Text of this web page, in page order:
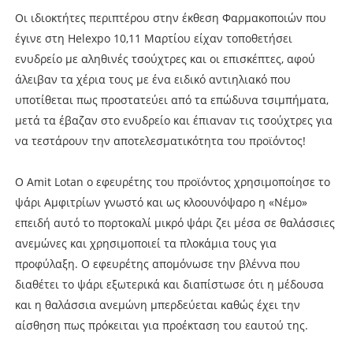
Οι ιδιοκτήτες περιπτέρου στην έκθεση Φαρμακοποιών που
έγινε στη Helexpo 10,11 Μαρτίου είχαν τοποθετήσει
ενυδρείο με αληθινές τσούχτρες και οι επισκέπτες, αφού
άλειβαν τα χέρια τους με ένα ειδικό αντιηλιακό που
υποτίθεται πως προστατεύει από τα επώδυνα τσιμπήματα,
μετά τα έβαζαν στο ενυδρείο και έπιαναν τις τσούχτρες για
να τεστάρουν την αποτελεσματικότητα του προϊόντος!
Ο Amit Lotan ο εφευρέτης του προϊόντος χρησιμοποίησε το
ψάρι Αμφιτρίων γνωστό και ως κλοουνόψαρο η «Νέμο»
επειδή αυτό το πορτοκαλί μικρό ψάρι ζει μέσα σε θαλάσσιες
ανεμώνες και χρησιμοποιεί τα πλοκάμια τους για
προφύλαξη. Ο εφευρέτης απομόνωσε την βλέννα που
διαθέτει το ψάρι εξωτερικά και διαπίστωσε ότι η μέδουσα
και η θαλάσσια ανεμώνη μπερδεύεται καθώς έχει την
αίσθηση πως πρόκειται για προέκταση του εαυτού της.